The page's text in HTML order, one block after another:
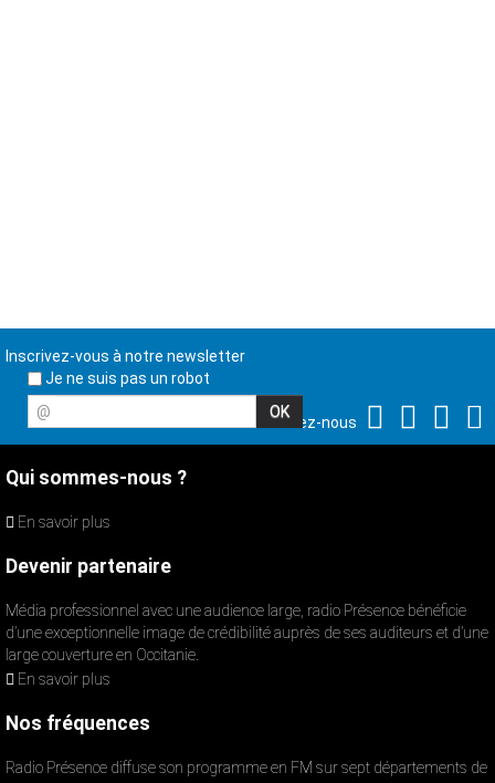
Inscrivez-vous à notre newsletter
Je ne suis pas un robot
@
Suivez-nous
Qui sommes-nous ?
En savoir plus
Devenir partenaire
Média professionnel avec une audience large, radio Présence bénéficie
d’une exceptionnelle image de crédibilité auprès de ses auditeurs et d’une
large couverture en Occitanie.
En savoir plus
Nos fréquences
Radio Présence diffuse son programme en FM sur sept départements de